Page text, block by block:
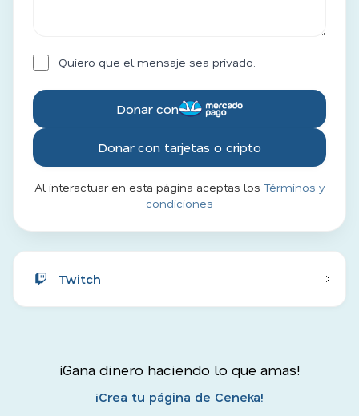
Quiero que el mensaje sea privado.
Donar con
Donar con tarjetas o cripto
Al interactuar en esta página aceptas los Términos y
condiciones
Twitch
¡Gana dinero haciendo lo que amas!
¡Crea tu página de Ceneka!